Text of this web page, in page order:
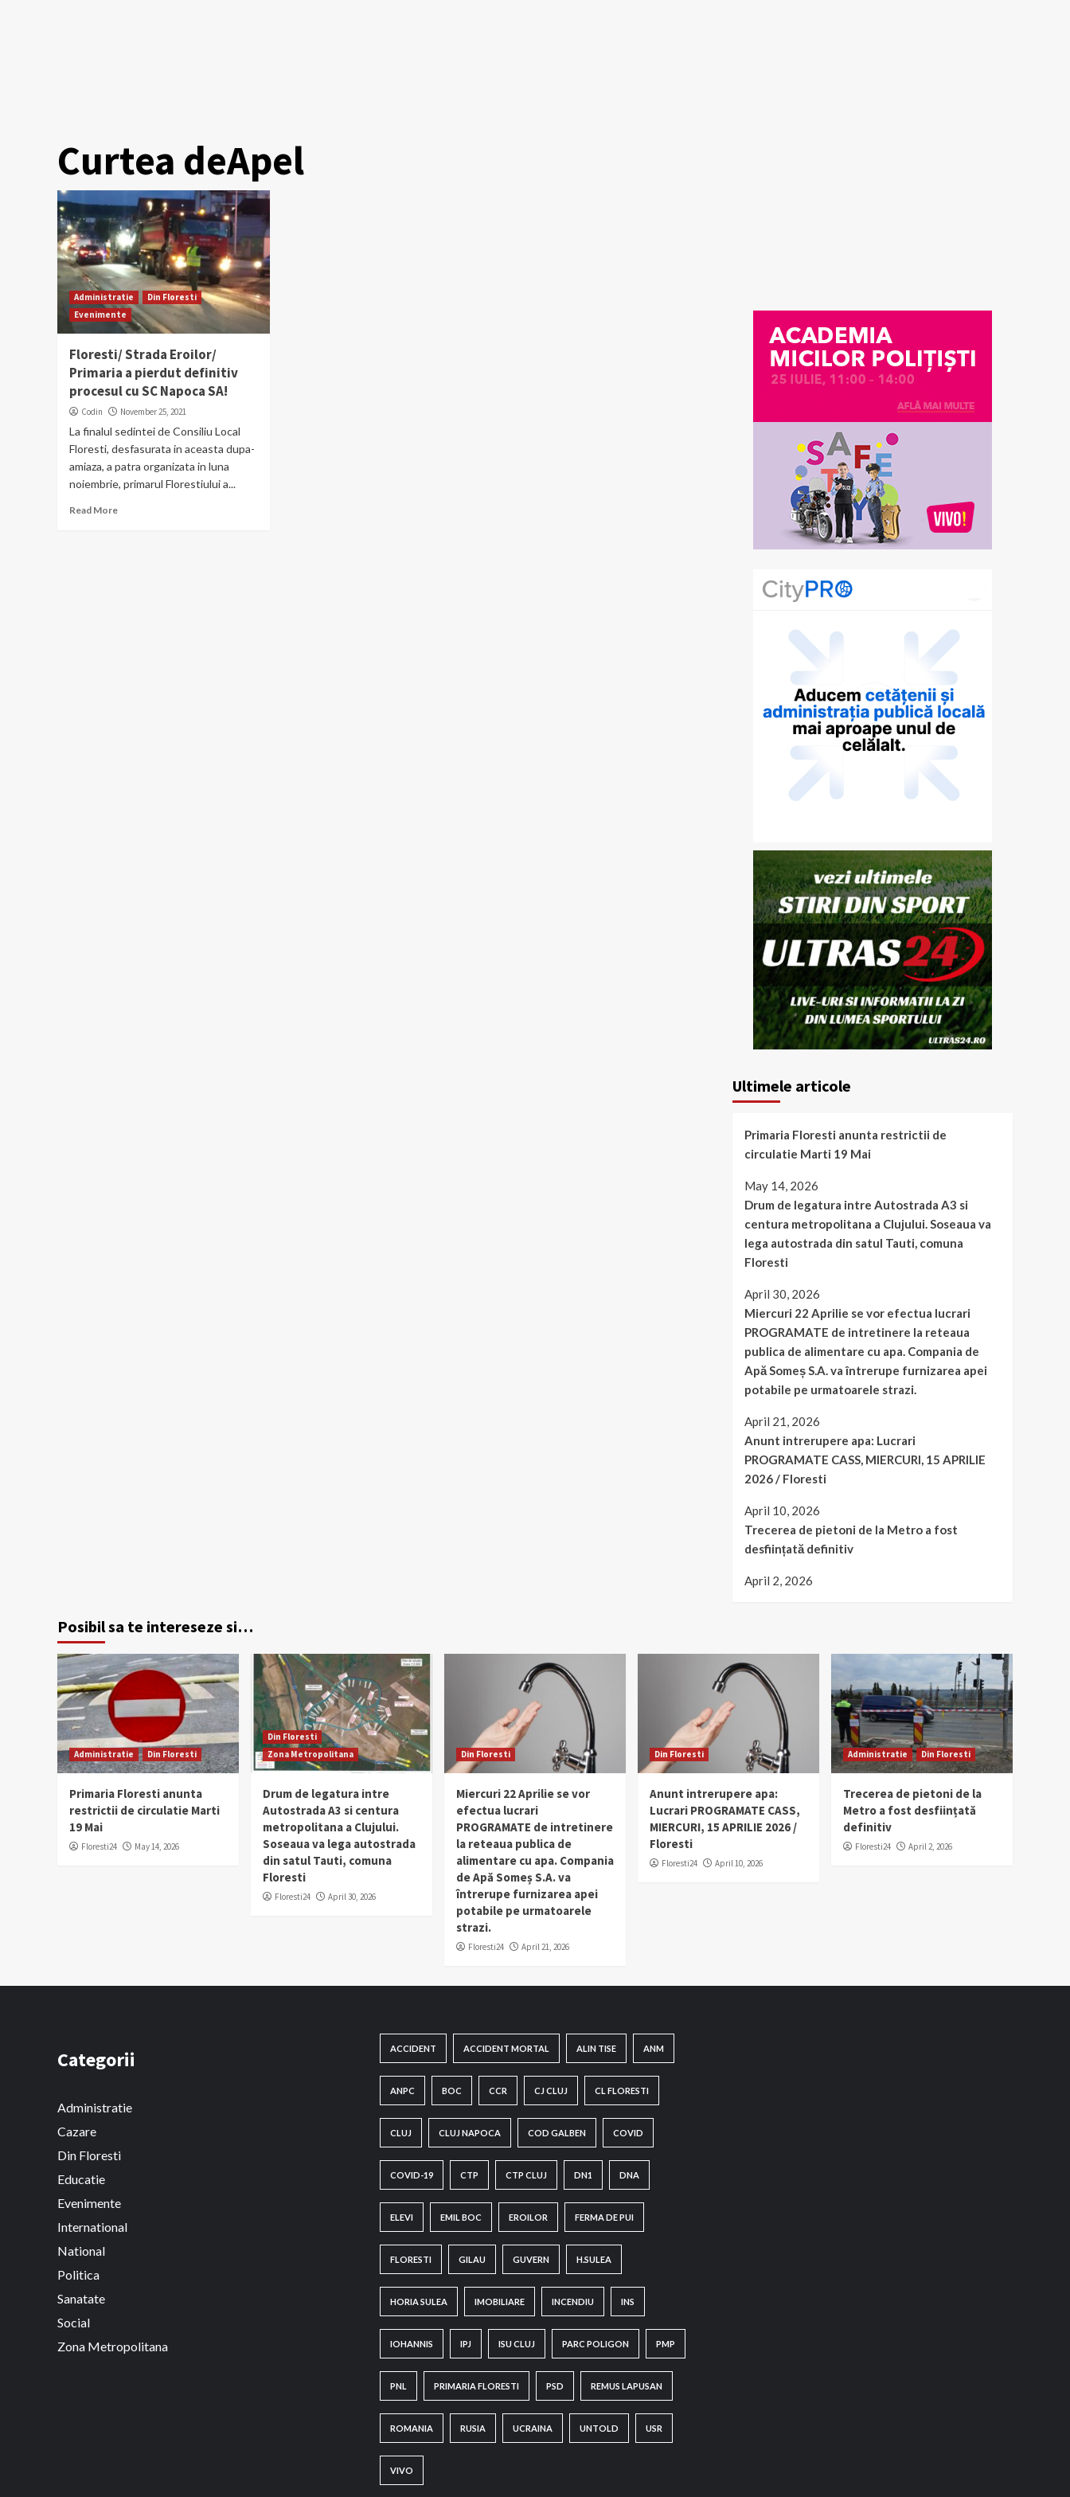
Curtea deApel
Administratie
Din Floresti
Evenimente
Floresti/ Strada Eroilor/
Primaria a pierdut definitiv
procesul cu SC Napoca SA!
Codin November 25, 2021
La finalul sedintei de Consiliu Local
Floresti, desfasurata in aceasta dupa-
amiaza, a patra organizata in luna
noiembrie, primarul Florestiului a...
Read More
Ultimele articole
Primaria Floresti anunta restrictii de
circulatie Marti 19 Mai
May 14, 2026
Drum de legatura intre Autostrada A3 si
centura metropolitana a Clujului. Soseaua va
lega autostrada din satul Tauti, comuna
Floresti
April 30, 2026
Miercuri 22 Aprilie se vor efectua lucrari
PROGRAMATE de intretinere la reteaua
publica de alimentare cu apa. Compania de
Apă Someș S.A. va întrerupe furnizarea apei
potabile pe urmatoarele strazi.
April 21, 2026
Anunt intrerupere apa: Lucrari
PROGRAMATE CASS, MIERCURI, 15 APRILIE
2026 / Floresti
April 10, 2026
Trecerea de pietoni de la Metro a fost
desființată definitiv
April 2, 2026
Posibil sa te intereseze si…
Administratie Din Floresti
Primaria Floresti anunta
restrictii de circulatie Marti
19 Mai
Floresti24 May 14, 2026
Din Floresti
Zona Metropolitana
Drum de legatura intre
Autostrada A3 si centura
metropolitana a Clujului.
Soseaua va lega autostrada
din satul Tauti, comuna
Floresti
Floresti24 April 30, 2026
Din Floresti
Miercuri 22 Aprilie se vor
efectua lucrari
PROGRAMATE de intretinere
la reteaua publica de
alimentare cu apa. Compania
de Apă Someș S.A. va
întrerupe furnizarea apei
potabile pe urmatoarele
strazi.
Floresti24 April 21, 2026
Din Floresti
Anunt intrerupere apa:
Lucrari PROGRAMATE CASS,
MIERCURI, 15 APRILIE 2026 /
Floresti
Floresti24 April 10, 2026
Administratie Din Floresti
Trecerea de pietoni de la
Metro a fost desființată
definitiv
Floresti24 April 2, 2026
Categorii
Administratie
Cazare
Din Floresti
Educatie
Evenimente
International
National
Politica
Sanatate
Social
Zona Metropolitana
ACCIDENT ACCIDENT MORTAL ALIN TISE ANM
ANPC BOC CCR CJ CLUJ CL FLORESTI
CLUJ CLUJ NAPOCA COD GALBEN COVID
COVID-19 CTP CTP CLUJ DN1 DNA
ELEVI EMIL BOC EROILOR FERMA DE PUI
FLORESTI GILAU GUVERN H.SULEA
HORIA SULEA IMOBILIARE INCENDIU INS
IOHANNIS IPJ ISU CLUJ PARC POLIGON PMP
PNL PRIMARIA FLORESTI PSD REMUS LAPUSAN
ROMANIA RUSIA UCRAINA UNTOLD USR
VIVO